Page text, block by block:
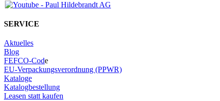
SERVICE
Aktuelles
Blog
FEFCO-Code
EU-Verpackungsverordnung (PPWR)
Kataloge
Katalogbestellung
Leasen statt kaufen